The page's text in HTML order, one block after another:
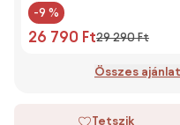
-9 %
26 790 Ft29 290 Ft
Összes
Tetszik